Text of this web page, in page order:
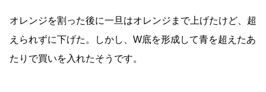
オレンジを割った後に一旦はオレンジまで上げたけど、超
えられずに下げた。しかし、W底を形成して青を超えたあ
たりで買いを入れたそうです。